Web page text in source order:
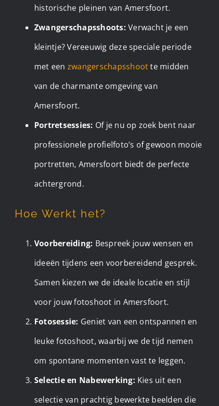
historische pleinen van Amersfoort.
Zwangerschapsshoots: Verwacht je een
kleintje? Vereeuwig deze speciale periode
met een zwangerschapsshootte midden
van de charmante omgeving van
Amersfoort.
Portretsessies: Of je nu op zoek bent naar
professionele profielfoto’s of gewoon mooie
portretten, Amersfoort biedt de perfecte
achtergrond.
Hoe Werkt het?
Voorbereiding: Bespreek jouw wensen en
ideeën tijdens een voorbereidend gesprek.
Samen kiezen we de ideale locatie en stijl
voor jouw fotoshoot in Amersfoort.
Fotosessie: Geniet van een ontspannen en
leuke fotoshoot, waarbij we de tijd nemen
om spontane momenten vast te leggen.
Selectie en Nabewerking: Kies uit een
selectie van prachtig bewerkte beelden die